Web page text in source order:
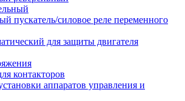
пускатель/силовое реле переменного
для защиты двигателя
контакторов
аппаратов управления и